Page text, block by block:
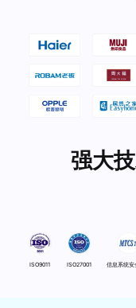
强大
ISO9011 ISO27001 信息系统安